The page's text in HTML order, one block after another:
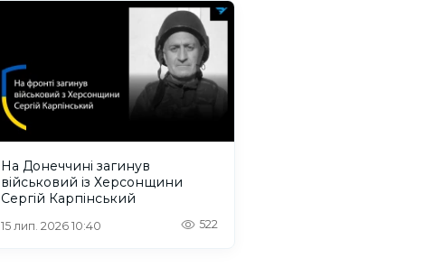
На Донеччині загинув
військовий із Херсонщини
Сергій Карпінський
15 лип. 2026 10:40 522